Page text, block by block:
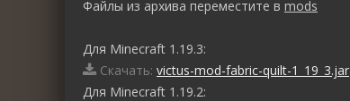
Файлы из архива переместите в mods
Для Minecraft 1.19.3:
Скачать: victus-mod-fabric-quilt-1_19_3.jar
Для Minecraft 1.19.2: